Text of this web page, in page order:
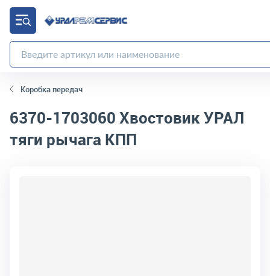
Коробка передач
6370-1703060Хвостовик УРАЛ
тяги рычага КПП